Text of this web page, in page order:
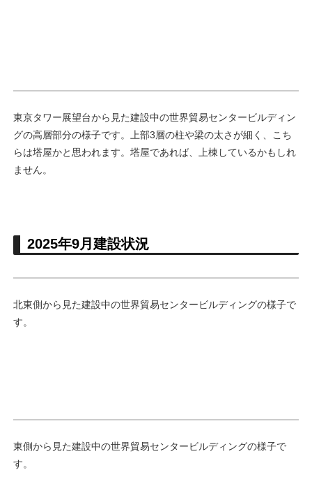
東京タワー展望台から見た建設中の世界貿易センタービルディン
グの高層部分の様子です。上部3層の柱や梁の太さが細く、こち
らは塔屋かと思われます。塔屋であれば、上棟しているかもしれ
ません。
2025年9月建設状況
北東側から見た建設中の世界貿易センタービルディングの様子で
す。
東側から見た建設中の世界貿易センタービルディングの様子で
す。